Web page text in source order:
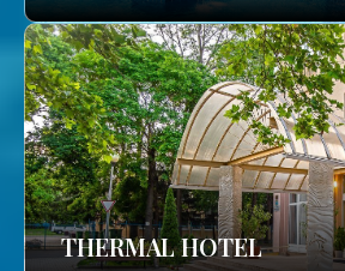
THERMAL HOTEL